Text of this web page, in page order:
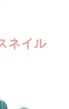
ネイル